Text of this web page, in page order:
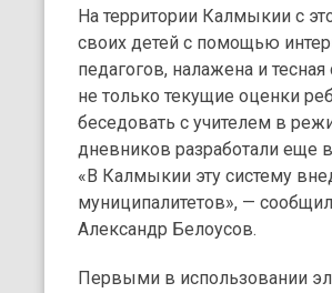
На территории Калмыкии с
своих детей с помощью
педагогов, налажена и
не только текущие оценки
беседовать с учителем в
дневников разработали еще
«В Калмыкии эту систему
муниципалитетов», —
Александр Белоусов.
Первыми в использовании